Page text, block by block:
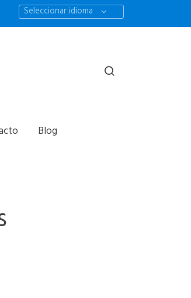
Seleccionar idioma
Blog